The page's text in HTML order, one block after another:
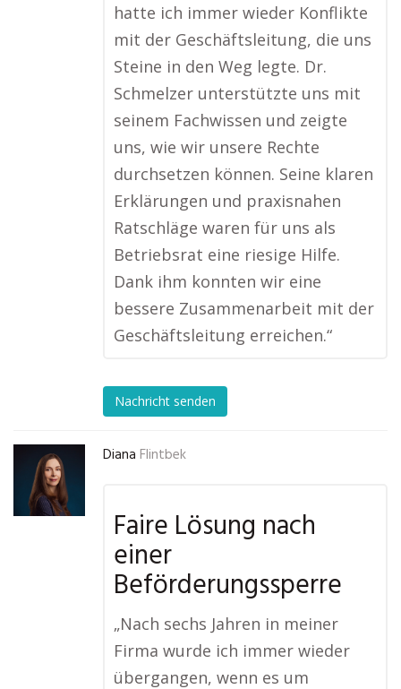
hatte ich immer wieder Konflikte
mit der Geschäftsleitung, die uns
Steine in den Weg legte. Dr.
Schmelzer unterstützte uns mit
seinem Fachwissen und zeigte
uns, wie wir unsere Rechte
durchsetzen können. Seine klaren
Erklärungen und praxisnahen
Ratschläge waren für uns als
Betriebsrat eine riesige Hilfe.
Dank ihm konnten wir eine
bessere Zusammenarbeit mit der
Geschäftsleitung erreichen.“
Nachricht senden
Diana Flintbek
Faire Lösung nach
einer
Beförderungssperre
„Nach sechs Jahren in meiner
Firma wurde ich immer wieder
übergangen, wenn es um